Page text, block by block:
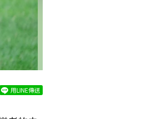
用LINE傳送